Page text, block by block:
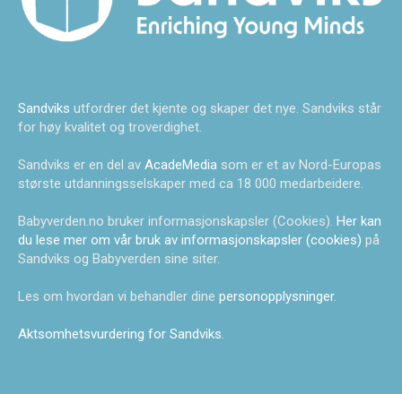
Sandviks utfordrer det kjente og skaper det nye. Sandviks står
for høy kvalitet og troverdighet.
Sandviks er en del av AcadeMedia som er et av Nord-Europas
største utdanningsselskaper med ca 18 000 medarbeidere.
Babyverden.no bruker informasjonskapsler (Cookies). Her kan
du lese mer om vår bruk av informasjonskapsler (cookies) på
Sandviks og Babyverden sine siter.
Les om hvordan vi behandler dine personopplysninger.
Aktsomhetsvurdering for Sandviks.